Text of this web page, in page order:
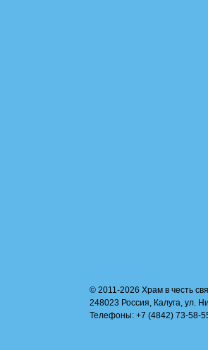
© 2011-2026 Храм в честь
248023 Россия, Калуга, ул.
Телефоны: +7 (4842) 73-58-